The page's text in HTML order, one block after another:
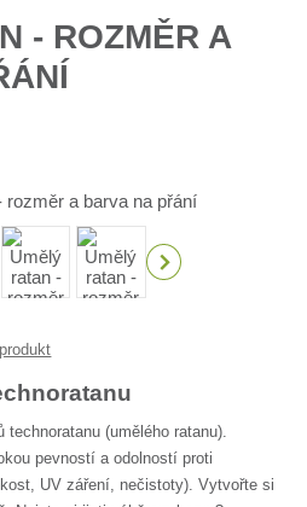
- ROZMĚR A
(umělého ratanu).
pevností a odolností proti
UV záření, nečistoty). Vytvořte si